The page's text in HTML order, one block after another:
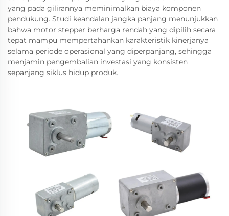
yang pada gilirannya meminimalkan biaya komponen
pendukung. Studi keandalan jangka panjang menunjukkan
bahwa motor stepper berharga rendah yang dipilih secara
tepat mampu mempertahankan karakteristik kinerjanya
selama periode operasional yang diperpanjang, sehingga
menjamin pengembalian investasi yang konsisten
sepanjang siklus hidup produk.